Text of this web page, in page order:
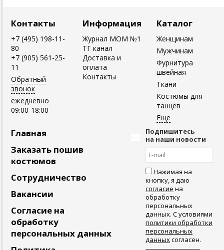
Контакты
+7 (495) 198-11-
80
+7 (905) 561-25-
11
Обратный
звонок
ежедневно
09:00-18:00
Информация
Журнал MOM №1
ТГ канал
Доставка и
оплата
Контакты
Каталог
Женщинам
Мужчинам
Фурнитура
швейная
Ткани
Костюмы для
танцев
Главная
Заказать пошив
костюмов
Сотрудничество
Вакансии
Согласие на
обработку
персональных данных
Подпишитесь
на наши новости
Нажимая на
кнопку, я даю
согласие на
обработку
персональных
данных. С условиями
политики обработки
персональных
данныхсогласен.